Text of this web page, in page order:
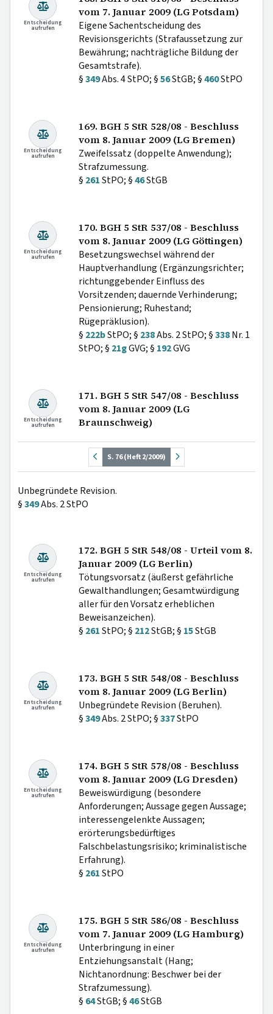
Entscheidung
aufrufen
vom 7. Januar 2009 (LG Potsdam)
Eigene Sachentscheidung des
Revisionsgerichts (Strafaussetzung zur
Bewährung; nachträgliche Bildung der
Gesamtstrafe).
§349Abs. 4 StPO; §56StGB; §460StPO
Entscheidung
aufrufen
169. BGH 5 StR 528/08 - Beschluss
vom 8. Januar 2009 (LG Bremen)
Zweifelssatz (doppelte Anwendung);
Strafzumessung.
§ 261StPO; §46StGB
Entscheidung
aufrufen
170. BGH 5 StR 537/08 - Beschluss
vom 8. Januar 2009 (LG Göttingen)
Besetzungswechsel während der
Hauptverhandlung (Ergänzungsrichter;
richtunggebender Einfluss des
Vorsitzenden; dauernde Verhinderung;
Pensionierung; Ruhestand;
Rügepräklusion).
§ 222bStPO; § 238Abs. 2 StPO; §338Nr. 1
StPO; § 21gGVG; § 192GVG
Entscheidung
aufrufen
171. BGH 5 StR 547/08 - Beschluss
vom 8. Januar 2009 (LG
Braunschweig)
S. 76 (Heft 2/2009)
Unbegründete Revision.
§349Abs. 2 StPO
Entscheidung
aufrufen
172. BGH 5 StR 548/08 - Urteil vom 8.
Januar 2009 (LG Berlin)
Tötungsvorsatz (äußerst gefährliche
Gewalthandlungen; Gesamtwürdigung
aller für den Vorsatz erheblichen
Beweisanzeichen).
§ 261StPO; § 212StGB; § 15StGB
Entscheidung
aufrufen
173. BGH 5 StR 548/08 - Beschluss
vom 8. Januar 2009 (LG Berlin)
Unbegründete Revision (Beruhen).
§349Abs. 2 StPO; §337StPO
Entscheidung
aufrufen
174. BGH 5 StR 578/08 - Beschluss
vom 8. Januar 2009 (LG Dresden)
Beweiswürdigung (besondere
Anforderungen; Aussage gegen Aussage;
interessengelenkte Aussagen;
erörterungsbedürftiges
Falschbelastungsrisiko; kriminalistische
Erfahrung).
§ 261StPO
Entscheidung
aufrufen
175. BGH 5 StR 586/08 - Beschluss
vom 7. Januar 2009 (LG Hamburg)
Unterbringung in einer
Entziehungsanstalt (Hang;
Nichtanordnung: Beschwer bei der
Strafzumessung).
§ 64StGB; §46StGB